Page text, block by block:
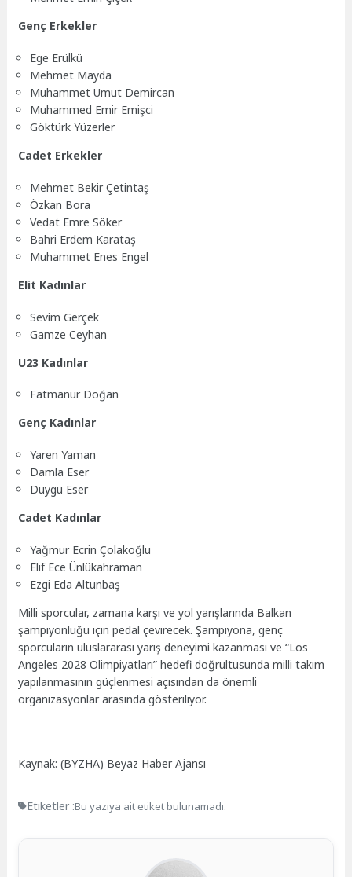
Genç Erkekler
Ege Erülkü
Mehmet Mayda
Muhammet Umut Demircan
Muhammed Emir Emişci
Göktürk Yüzerler
Cadet Erkekler
Mehmet Bekir Çetintaş
Özkan Bora
Vedat Emre Söker
Bahri Erdem Karataş
Muhammet Enes Engel
Elit Kadınlar
Sevim Gerçek
Gamze Ceyhan
U23 Kadınlar
Fatmanur Doğan
Genç Kadınlar
Yaren Yaman
Damla Eser
Duygu Eser
Cadet Kadınlar
Yağmur Ecrin Çolakoğlu
Elif Ece Ünlükahraman
Ezgi Eda Altunbaş
Milli sporcular, zamana karşı ve yol yarışlarında Balkan
şampiyonluğu için pedal çevirecek. Şampiyona, genç
sporcuların uluslararası yarış deneyimi kazanması ve “Los
Angeles 2028 Olimpiyatları” hedefi doğrultusunda milli takım
yapılanmasının güçlenmesi açısından da önemli
organizasyonlar arasında gösteriliyor.
Kaynak: (BYZHA) Beyaz Haber Ajansı
Etiketler :Bu yazıya ait etiket bulunamadı.